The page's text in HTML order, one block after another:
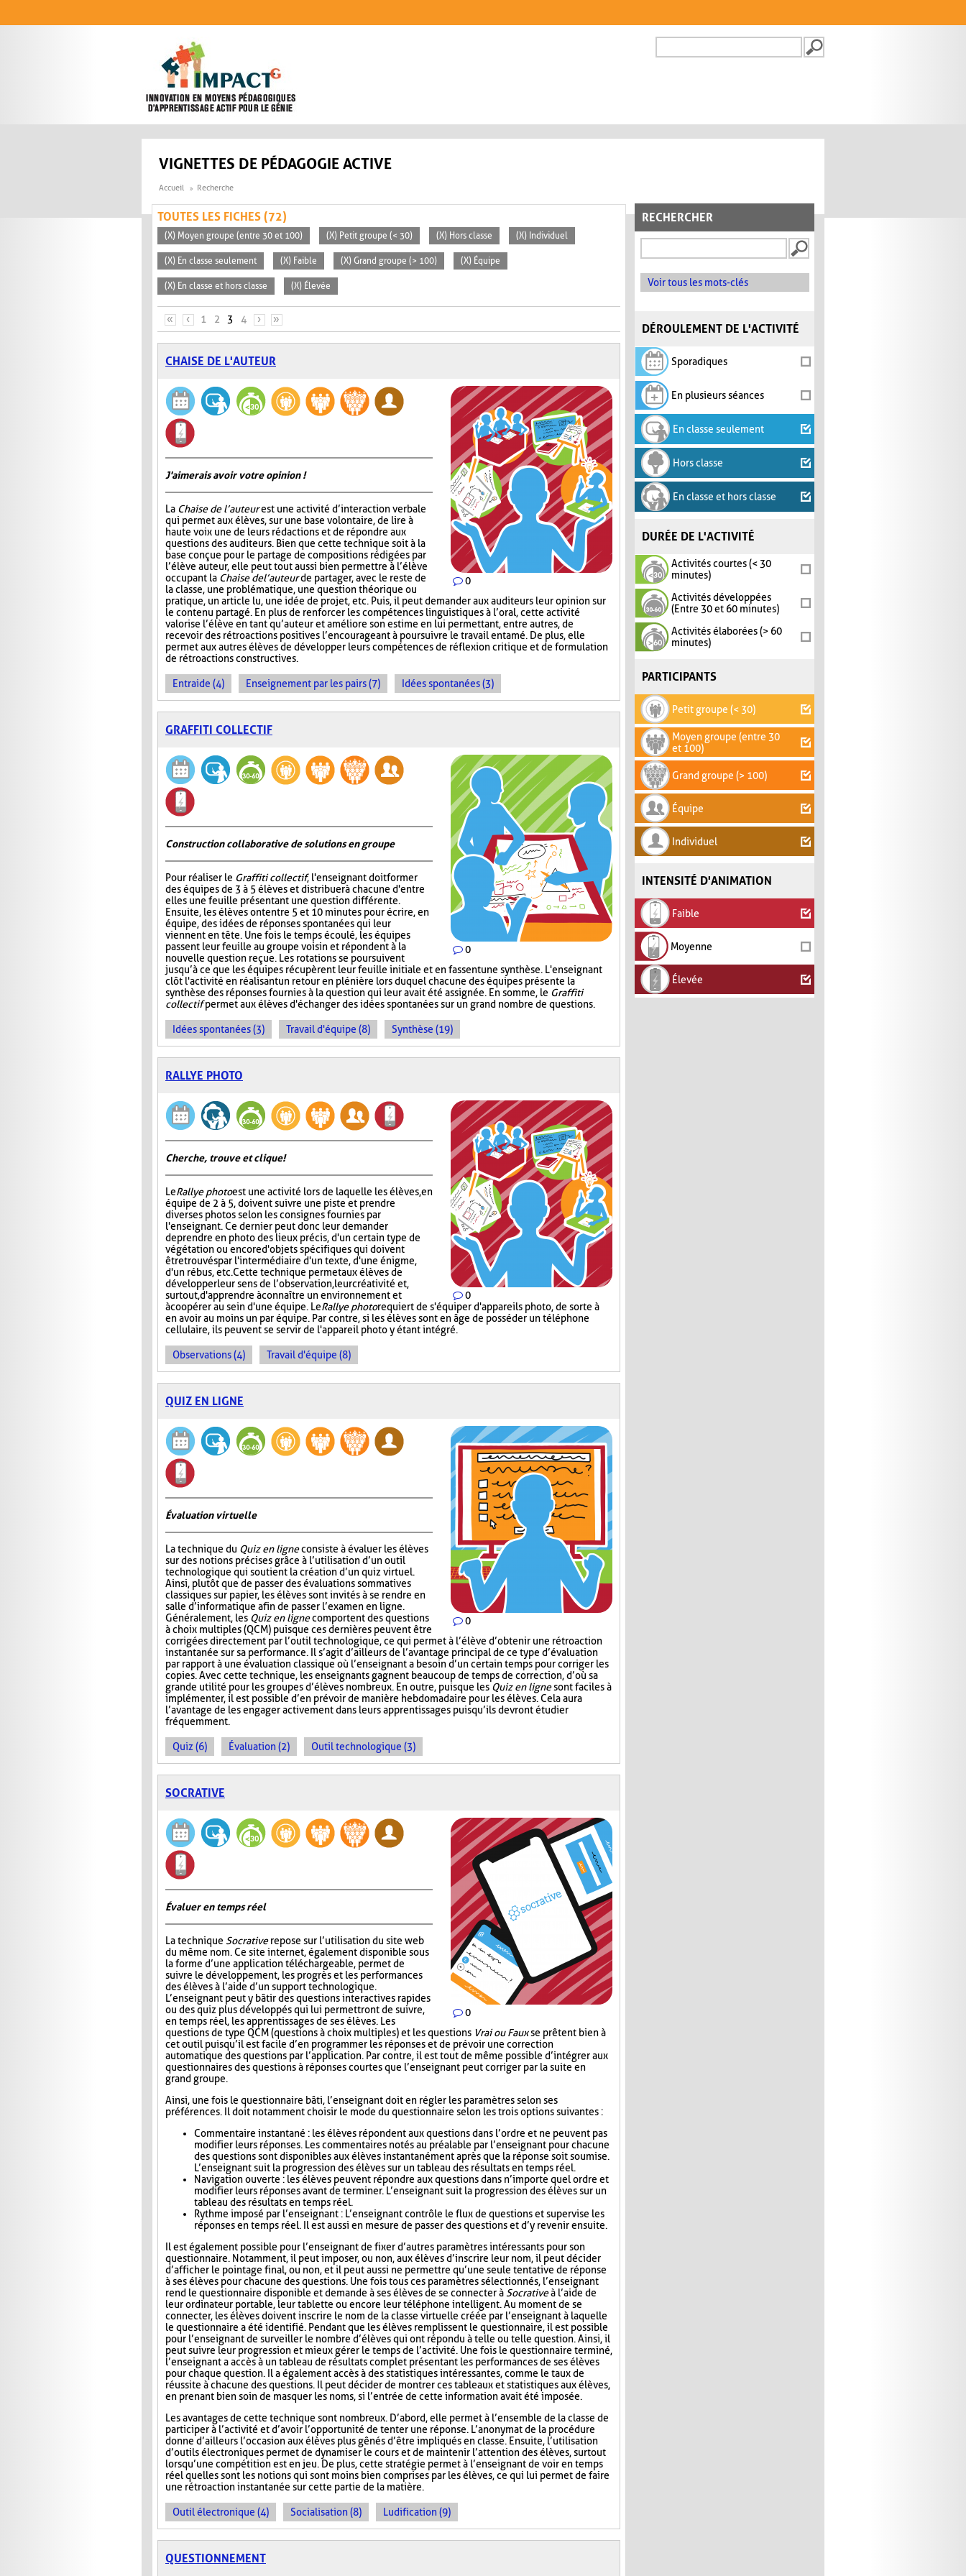
FORMULAIRE DE
VIGNETTES DE PÉDAGOGIE ACTIVE
Accueil Recherche
RECHERCHER
Voir tous les mots-clés
DÉROULEMENT DE L'ACTIVITÉ
Sporadiques
En plusieurs séances
En classe seulement
Hors classe
En classe et hors classe
DURÉE DE L'ACTIVITÉ
Activités courtes (< 30
minutes)
Activités développées
(Entre 30 et 60 minutes)
Activités élaborées (> 60
minutes)
PARTICIPANTS
Petit groupe (< 30)
Moyen groupe (entre 30
et 100)
Grand groupe (> 100)
Équipe
Individuel
INTENSITÉ D'ANIMATION
Faible
Moyenne
Élevée
TOUTES LES FICHES (72)
(X) Moyen groupe (entre 30 et 100) (X) Petit groupe (< 30) (X) Hors classe (X) Individuel
(X) En classe seulement (X) Faible (X) Grand groupe (> 100) (X) Équipe
(X) En classe et hors classe (X) Élevée
PAGES
« ‹ 1 2 3 4 › »
CHAISE DE L'AUTEUR
0
J'aimerais avoir votre opinion !
La Chaise de l’auteurest une activité d’interaction verbale
qui permet aux élèves, sur une base volontaire, de lire à
haute voix une de leurs rédactions et de répondre aux
questions des auditeurs. Bien que cette technique soit à la
base conçue pour le partage de compositions rédigées par
l’élève auteur, elle peut tout aussi bien permettre à l’élève
occupant la Chaise de l’auteurde partager, avec le reste de
la classe, une problématique, une question théorique ou
pratique, un article lu, une idée de projet, etc. Puis, il peut demander aux auditeurs leur opinion sur
le contenu partagé. En plus de renforcer les compétences linguistiques à l’oral, cette activité
valorise l’élève en tant qu’auteur et améliore son estime en lui permettant, entre autres, de
recevoir des rétroactions positives l’encourageant à poursuivre le travail entamé. De plus, elle
permet aux autres élèves de développer leurs compétences de réflexion critique et de formulation
de rétroactions constructives.
Entraide (4) Enseignement par les pairs (7) Idées spontanées (3)
GRAFFITI COLLECTIF
0
Construction collaborative de solutions en groupe
Pour réaliser le Graffiti collectif, l'enseignant doit former
des équipes de 3 à 5 élèves et distribuer à chacune d'entre
elles une feuille présentant une question différente.
Ensuite, les élèves ont entre 5 et 10 minutes pour écrire, en
équipe, des idées de réponses spontanées qui leur
viennent en tête. Une fois le temps écoulé, les équipes
passent leur feuille au groupe voisin et répondent à la
nouvelle question reçue. Les rotations se poursuivent
jusqu’à ce que les équipes récupèrent leur feuille initiale et en fassent une synthèse. L'enseignant
clôt l'activité en réalisant un retour en plénière lors duquel chacune des équipes présente la
synthèse des réponses fournies à la question qui leur avait été assignée. En somme, le Graffiti
collectifpermet aux élèves d'échanger des idées spontanées sur un grand nombre de questions.
Idées spontanées (3) Travail d'équipe (8) Synthèse (19)
RALLYE PHOTO
0
Cherche, trouve et clique !
LeRallye photoest une activité lors de laquelle les élèves, en
équipe de 2 à 5, doivent suivre une piste et prendre
diverses photos selon les consignes fournies par
l'enseignant. Ce dernier peut donc leur demander
de prendre en photo des lieux précis, d'un certain type de
végétation ou encore d'objets spécifiques qui doivent
être trouvés par l'intermédiaire d'un texte, d'une énigme,
d'un rébus, etc. Cette technique permet aux élèves de
développer leur sens de l’observation, leur créativité et,
surtout, d'apprendre à connaître un environnement et
à coopérer au sein d'une équipe. LeRallye photorequiert de s'équiper d'appareils photo, de sorte à
en avoir au moins un par équipe. Par contre, si les élèves sont en âge de posséder un téléphone
cellulaire, ils peuvent se servir de l'appareil photo y étant intégré.
Observations (4) Travail d'équipe (8)
QUIZ EN LIGNE
0
Évaluation virtuelle
La technique du Quiz en ligneconsiste à évaluer les élèves
sur des notions précises grâce à l’utilisation d’un outil
technologique qui soutient la création d’un quiz virtuel.
Ainsi, plutôt que de passer des évaluations sommatives
classiques sur papier, les élèves sont invités à se rendre en
salle d’informatique afin de passer l’examen en ligne.
Généralement, les Quiz en lignecomportent des questions
à choix multiples (QCM) puisque ces dernières peuvent être
corrigées directement par l’outil technologique, ce qui permet à l’élève d’obtenir une rétroaction
instantanée sur sa performance. Il s’agit d’ailleurs de l’avantage principal de ce type d’évaluation
par rapport à une évaluation classique où l’enseignant a besoin d’un certain temps pour corriger les
copies. Avec cette technique, les enseignants gagnent beaucoup de temps de correction, d’où sa
grande utilité pour les groupes d’élèves nombreux. En outre, puisque les Quiz en lignesont faciles à
implémenter, il est possible d’en prévoir de manière hebdomadaire pour les élèves. Cela aura
l’avantage de les engager activement dans leurs apprentissages puisqu’ils devront étudier
fréquemment.
Quiz (6) Évaluation (2) Outil technologique (3)
SOCRATIVE
0
Évaluer en temps réel
La technique Socrativerepose sur l’utilisation du site web
du même nom. Ce site internet, également disponible sous
la forme d’une application téléchargeable, permet de
suivre le développement, les progrès et les performances
des élèves à l’aide d’un support technologique.
L’enseignant peut y bâtir des questions interactives rapides
ou des quiz plus développés qui lui permettront de suivre,
en temps réel, les apprentissages de ses élèves. Les
questions de type QCM (questions à choix multiples) et les questions Vrai ou Fauxse prêtent bien à
cet outil puisqu’il est facile d’en programmer les réponses et de prévoir une correction
automatique des questions par l’application. Par contre, il est tout de même possible d’intégrer aux
questionnaires des questions à réponses courtes que l’enseignant peut corriger par la suite en
grand groupe.
Ainsi, une fois le questionnaire bâti, l’enseignant doit en régler les paramètres selon ses
préférences. Il doit notamment choisir le mode du questionnaire selon les trois options suivantes :
Commentaire instantané : les élèves répondent aux questions dans l’ordre et ne peuvent pas
modifier leurs réponses. Les commentaires notés au préalable par l’enseignant pour chacune
des questions sont disponibles aux élèves instantanément après que la réponse soit soumise.
L’enseignant suit la progression des élèves sur un tableau des résultats en temps réel.
Navigation ouverte : les élèves peuvent répondre aux questions dans n’importe quel ordre et
modifier leurs réponses avant de terminer. L’enseignant suit la progression des élèves sur un
tableau des résultats en temps réel.
Rythme imposé par l’enseignant : L’enseignant contrôle le flux de questions et supervise les
réponses en temps réel. Il est aussi en mesure de passer des questions et d’y revenir ensuite.
Il est également possible pour l’enseignant de fixer d’autres paramètres intéressants pour son
questionnaire. Notamment, il peut imposer, ou non, aux élèves d’inscrire leur nom, il peut décider
d’afficher le pointage final, ou non, et il peut aussi ne permettre qu’une seule tentative de réponse
à ses élèves pour chacune des questions. Une fois tous ces paramètres sélectionnés, l’enseignant
rend le questionnaire disponible et demande à ses élèves de se connecter àSocrativeà l’aide de
leur ordinateur portable, leur tablette ou encore leur téléphone intelligent. Au moment de se
connecter, les élèves doivent inscrire le nom de la classe virtuelle créée par l’enseignant à laquelle
le questionnaire a été identifié. Pendant que les élèves remplissent le questionnaire, il est possible
pour l’enseignant de surveiller le nombre d’élèves qui ont répondu à telle ou telle question. Ainsi, il
peut suivre leur progression et mieux gérer le temps de l’activité. Une fois le questionnaire terminé,
l’enseignant a accès à un tableau de résultats complet présentant les performances de ses élèves
pour chaque question. Il a également accès à des statistiques intéressantes, comme le taux de
réussite à chacune des questions. Il peut décider de montrer ces tableaux et statistiques aux élèves,
en prenant bien soin de masquer les noms, si l’entrée de cette information avait été imposée.
Les avantages de cette technique sont nombreux. D’abord, elle permet à l’ensemble de la classe de
participer à l’activité et d’avoir l’opportunité de tenter une réponse. L’anonymat de la procédure
donne d’ailleurs l’occasion aux élèves plus gênés d’être impliqués en classe. Ensuite, l’utilisation
d’outils électroniques permet de dynamiser le cours et de maintenir l’attention des élèves, surtout
lorsqu’une compétition est en jeu. De plus, cette stratégie permet à l’enseignant de voir en temps
réel quelles sont les notions qui sont moins bien comprises par les élèves, ce qui lui permet de faire
une rétroaction instantanée sur cette partie de la matière.
Outil électronique (4) Socialisation (8) Ludification (9)
QUESTIONNEMENT